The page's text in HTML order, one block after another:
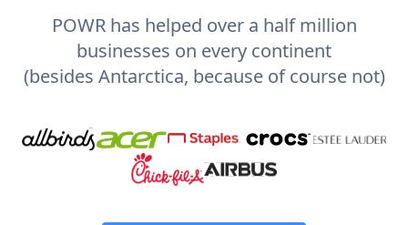
POWR has helped over a half million
businesses on every continent
(besides Antarctica, because of course not)